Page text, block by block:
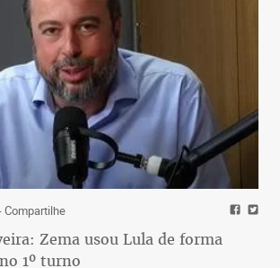
Compartilhe
Zema usou Lula de forma
1º turno